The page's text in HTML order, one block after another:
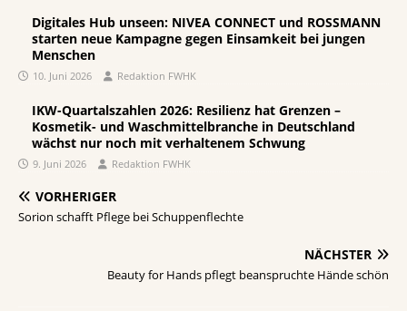
Digitales Hub unseen: NIVEA CONNECT und ROSSMANN
starten neue Kampagne gegen Einsamkeit bei jungen
Menschen
10. Juni 2026 Redaktion FWHK
IKW-Quartalszahlen 2026: Resilienz hat Grenzen –
Kosmetik- und Waschmittelbranche in Deutschland
wächst nur noch mit verhaltenem Schwung
9. Juni 2026 Redaktion FWHK
VORHERIGER
Sorion schafft Pflege bei Schuppenflechte
NÄCHSTER
Beauty for Hands pflegt beanspruchte Hände schön